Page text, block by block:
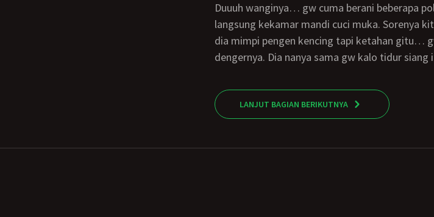
Duuuh wanginya… gw cuma berani beberapa polesan lidah doang, abis itu gw
langsung kekamar mandi cuci muka. Sorenya
dia mimpi pengen kencing tapi ketahan gitu…
dengernya. Dia nanya sama gw kalo tidur siang
LANJUT BAGIAN BERIKUTNYA